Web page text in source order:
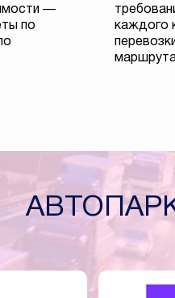
—
по
каждого